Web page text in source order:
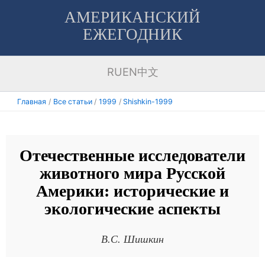
АМЕРИКАНСКИЙ
ЕЖЕГОДНИК
RUEN中文
Главная Все статьи 1999 Shishkin-1999
Отечественные исследователи
животного мира Русской
Америки: исторические и
экологические аспекты
В.С. Шишкин